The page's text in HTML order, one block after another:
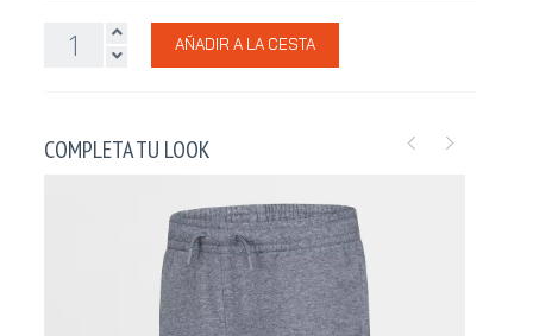
AÑADIR A LA CESTA
COMPLETA TU LOOK